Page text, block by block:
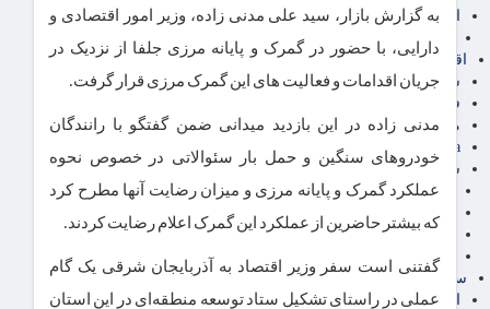
اخبار استان ها
استان تهران
اقتصاد بین الملل
سیاسی
فارکس
مناطق آزاد تجاری
24intermedia
سایر اخبار اقتصادی
عمومی و سرگرمی
فناوری
آگهی رسمی و مزایده
آکادمی آموزش اقتصادی
سایر رسانه ها
اقتصاد فارسی
به گزارش بازار، سید علی مدنی زاده، وزیر امور اقتصادی و
دارایی، با حضور در گمرک و پایانه مرزی جلفا از نزدیک در
جریان اقدامات و فعالیت های این گمرک مرزی قرار گرفت.
مدنی زاده در این بازدید میدانی ضمن گفتگو با رانندگان
خودروهای سنگین و حمل بار سئوالاتی در خصوص نحوه
عملکرد گمرک و پایانه مرزی و میزان رضایت آنها مطرح کرد
که بیشتر حاضرین از عملکرد این گمرک اعلام رضایت کردند.
گفتنی است سفر وزیر اقتصاد به آذربایجان شرقی یک گام
عملی در راستای تشکیل ستاد توسعه منطقه‌ای در این استان